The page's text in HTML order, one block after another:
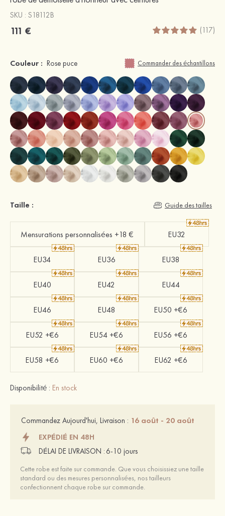
SKU : S18112B
111 € (117)
Couleur : Rose puce Commander des échantillons
Taille : Guide des tailles
Mensurations personnalisées +18 € EU32
EU34 EU36 EU38
EU40 EU42 EU44
EU46 EU48 EU50 +€6
EU52 +€6 EU54 +€6 EU56 +€6
EU58 +€6 EU60 +€6 EU62 +€6
Disponibilité : En stock
Commandez Aujourd'hui, Livraison : 16 août - 20 août
EXPÉDIÉ EN 48H
DÉLAI DE LIVRAISON : 6-10 jours
Cette robe est faite sur commande. Que vous choisissiez une taille
standard ou des mesures personnalisées, nos tailleurs
confectionnent chaque robe sur commande.